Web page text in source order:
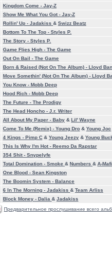
Kingdom Come - Jay-Z
Show Me What You Got - Jay-Z
Rollin' Up - Jadakiss & Swizz Beatz
Bottom To The Top - Styles P.
The Story - Styles P.
Game Flies High - The Game
Out On Bail - The Game
Born & Raised (Not On The Album) - Lloyd
Move Somethin' (Not On The Album) - Lloyd
You Know - Mobb Deep
Hood Rich - Mobb Deep
The Future - The Prodigy
The Head Honcho - J.r. Writer
All About My Paper - Baby & Lil' Wayne
Come To Me (Remix) - Young Dro & Young Joc
4 Kings - Pimp C & Young Jeezy & Young
This Is Why I'm Hot - Reemo Da Rapstar
354 Shit - Snypelyfe
Total Domination - Smoke & Numbers & A-
One Blood - Sean Kingston
The Boomin System - Balance
6 In The Morning - Jadakiss & Team Arliss
Block Money - Dalia & Jadakiss
Предварительное прослушивание всего